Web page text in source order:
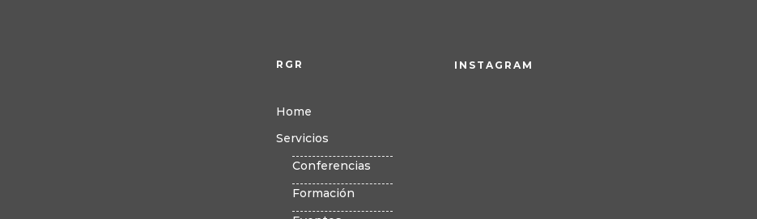
RGR
Home
Servicios
Conferencias
Formación
INSTAGRAM